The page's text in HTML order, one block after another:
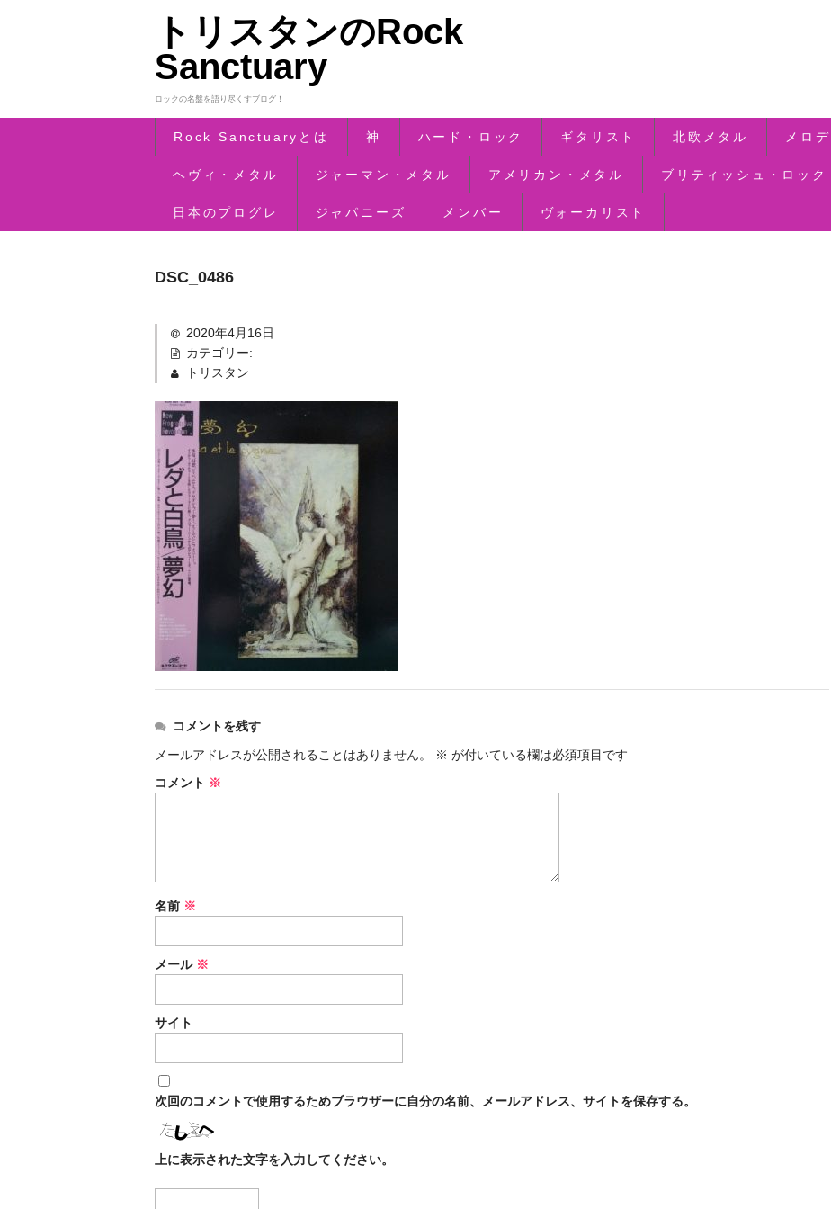
トリスタンのRock
Sanctuary
ロックの名盤を語り尽くすブログ！
Rock Sanctuaryとは 神 ハード・ロック ギタリスト 北欧メタル メロ
ヘヴィ・メタル ジャーマン・メタル アメリカン・メタル ブリティッシュ・ロック
日本のプログレ ジャパニーズ メンバー ヴォーカリスト
DSC_0486
2020年4月16日
カテゴリー:
トリスタン
コメントを残す
メールアドレスが公開されることはありません。
※ が付いている欄は必須項目です
コメント ※
名前 ※
メール ※
サイト
次回のコメントで使用するためブラウザーに自分の名前、メールアドレス、サイトを保存する。
上に表示された文字を入力してください。